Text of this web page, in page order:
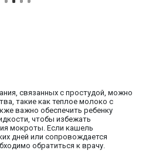
связанных с простудой, можно
такие как теплое молоко с
важно обеспечить ребенку
чтобы избежать
мокроты. Если кашель
дней или сопровождается
обратиться к врачу.